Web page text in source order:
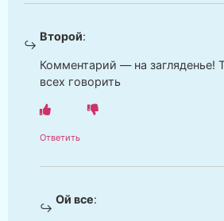
Второй:
Комментарий — на загляденье!
всех говорить
Ответить
Ой все: